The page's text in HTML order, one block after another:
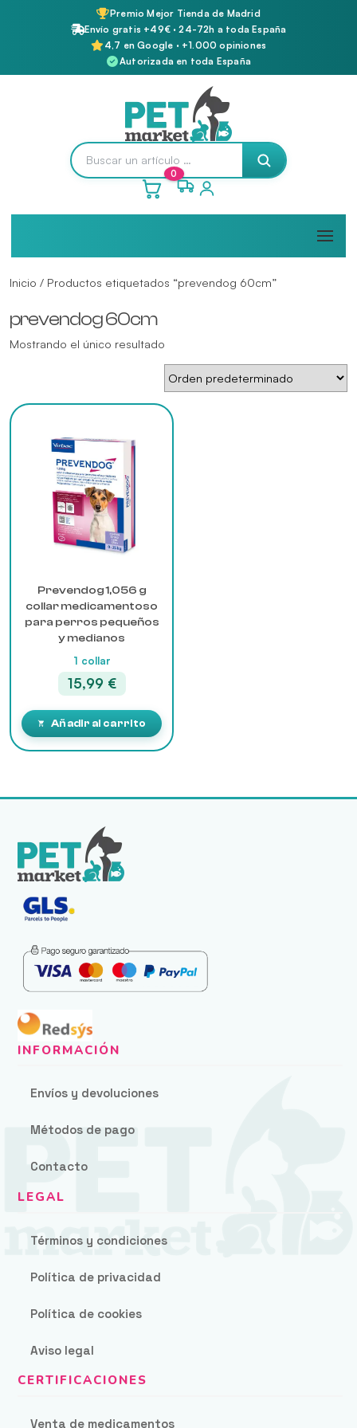
Premio Mejor Tienda de Madrid
Envío gratis +49€ · 24-72h a toda España
4,7 en Google · +1.000 opiniones
Autorizada en toda España
0
Inicio / Productos etiquetados “prevendog 60cm”
prevendog 60cm
Mostrando el único resultado
Prevendog 1,056 g
collar medicamentoso
para perros pequeños
y medianos
1 collar
15,99 €
Añadir al carrito
Envíos y devoluciones
Métodos de pago
Contacto
Términos y condiciones
Política de privacidad
Política de cookies
Aviso legal
Venta de medicamentos